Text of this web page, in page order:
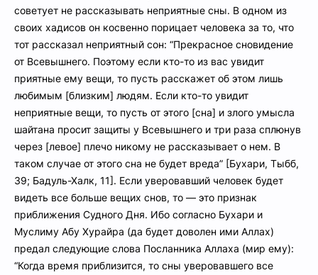
советует не рассказывать неприятные сны. В одном из
своих хадисов он косвенно порицает человека за то, что
тот рассказал неприятный сон: “Прекрасное сновидение
от Всевышнего. Поэтому если кто-то из вас увидит
приятные ему вещи, то пусть расскажет об этом лишь
любимым [близким] людям. Если кто-то увидит
неприятные вещи, то пусть от этого [сна] и злого умысла
шайтана просит защиты у Всевышнего и три раза сплюнув
через [левое] плечо никому не рассказывает о нем. В
таком случае от этого сна не будет вреда” [Бухари, Тыбб,
39; Бадуль-Халк, 11]. Если уверовавший человек будет
видеть все больше вещих снов, то — это признак
приближения Судного Дня. Ибо согласно Бухари и
Муслиму Абу Хурайра (да будет доволен ими Аллах)
предал следующие слова Посланника Аллаха (мир ему):
“Когда время приблизится, то сны уверовавшего все